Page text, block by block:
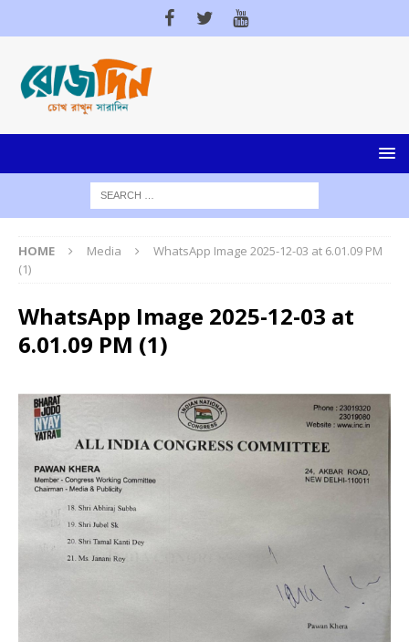
HOME Media
WhatsApp Image 2025-12-03 at 6.01.09 PM
(1)
WhatsApp Image 2025-12-03 at
6.01.09 PM (1)